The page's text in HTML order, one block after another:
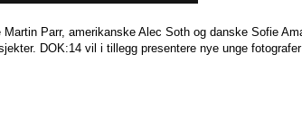
Parr, amerikanske Alec Soth og danske Sofie
DOK:14 vil i tillegg presentere nye unge